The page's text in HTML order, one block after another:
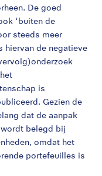
De goed
‘buiten de
steeds meer
hiervan de negatieve
is
Gezien de
dat de aanpak
belegd bij
omdat het
portefeuilles is